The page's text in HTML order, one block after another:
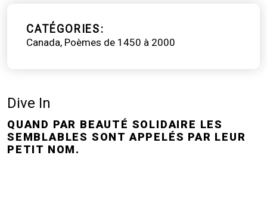
CATÉGORIES
Canada Poèmes de 1450 à 2000
Dive In
QUAND PAR BEAUTÉ SOLIDAIRE LES
SEMBLABLES SONT APPELÉS PAR LEUR
PETIT NOM.